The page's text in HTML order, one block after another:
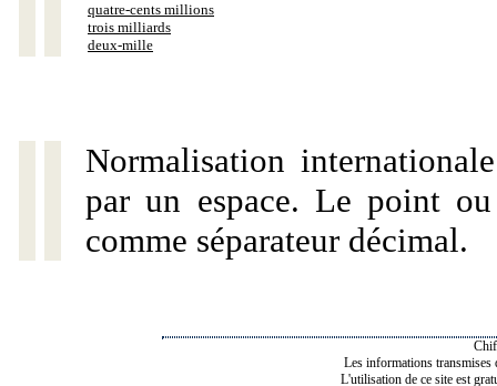
quatre-cents millions
trois milliards
deux-mille
Normalisation
par un espace. Le point
comme séparateur décimal.
Les informations transmises
L'utilisation de ce site est